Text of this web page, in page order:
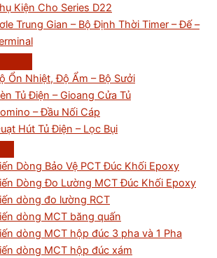
Kiện Cho Series D22
Trung Gian – Bộ Định Thời Timer – Đế –
Ổn Nhiệt, Độ Ẩm – Bộ Sưởi
Tủ Điện – Gioang Cửa Tủ
– Đầu Nối Cáp
Hút Tủ Điện – Lọc Bụi
Dòng Bảo Vệ PCT Đúc Khối Epoxy
Dòng Đo Lường MCT Đúc Khối Epoxy
dòng đo lường RCT
dòng MCT băng quấn
dòng MCT hộp đúc 3 pha và 1 Pha
dòng MCT hộp đúc xám